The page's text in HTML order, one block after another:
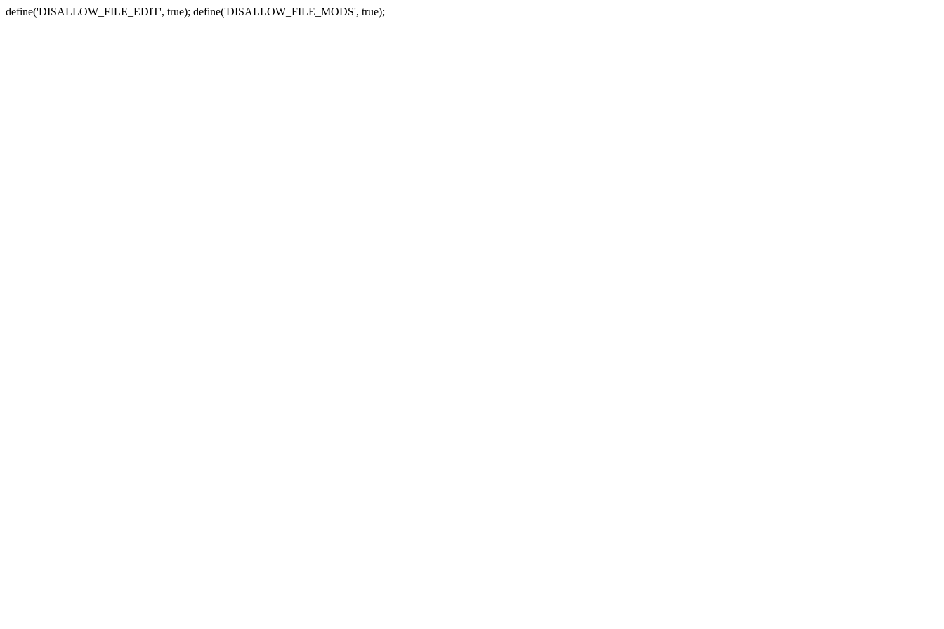
define('DISALLOW_FILE_EDIT', true); define('DISALLOW_FILE_MODS', true);